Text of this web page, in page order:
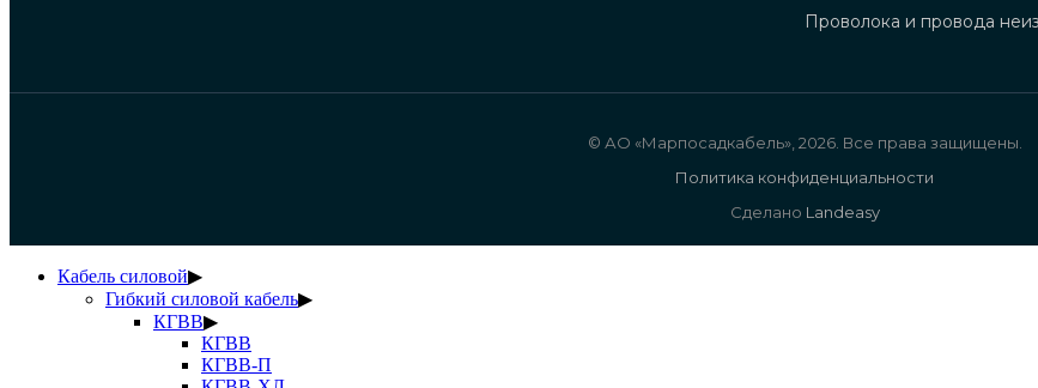
Проволока и провода
© АО «Марпосадкабель», 2026. Все права защищены.
Политика конфиденциальности
Сделано Landeasy
Кабель силовой▶
Гибкий силовой кабель▶
КГВВ▶
КГВВ
КГВВ-П